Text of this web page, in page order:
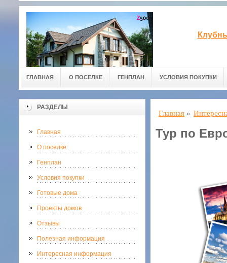
ГЛАВНАЯ О ПОСЕЛКЕ ГЕНПЛАН УСЛОВИЯ ПОКУПКИ
РАЗДЕЛЫ
Главная
О поселке
Генплан
Условия покупки
Готовые дома
Проекты домов
Отзывы
Полезная информация
Интересная информация
Главная »
Тур по